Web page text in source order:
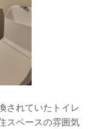
されていたトイレ
スペースの雰囲気